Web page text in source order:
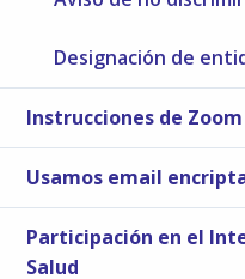
Designación de
Instrucciones de
Usamos email
Participación en el
Salud